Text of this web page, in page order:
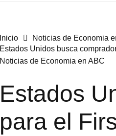
Inicio
Noticias de Economia
Estados Unidos busca
Noticias de Economia en ABC
Estados
para el